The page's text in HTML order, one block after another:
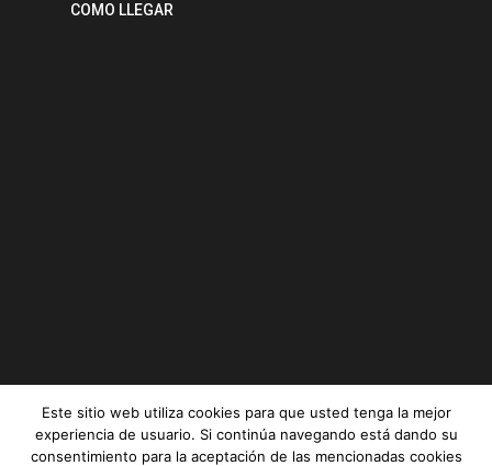
COMO LLEGAR
Serviz © All rights reserved |Aviso legal|Política de
Este sitio web utiliza cookies para que usted tenga la mejor
experiencia de usuario. Si continúa navegando está dando su
consentimiento para la aceptación de las mencionadas cookies